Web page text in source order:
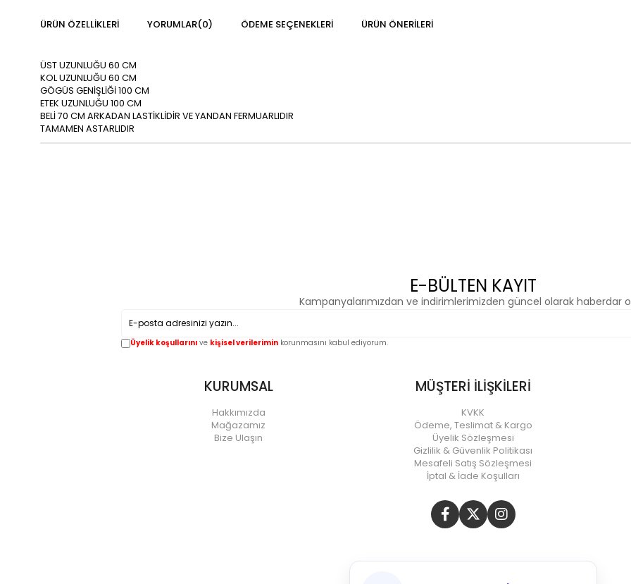
ÜRÜN ÖZELLIKLERI YORUMLAR(0) ÖDEME SEÇENEKLERI ÜRÜN ÖNERILERI
ÜST UZUNLUĞU 60 CM
KOL UZUNLUĞU 60 CM
GÖGÜS GENİŞLİĞİ 100 CM
ETEK UZUNLUĞU 100 CM
BELİ 70 CM ARKADAN LASTİKLİDİR VE YANDAN FERMUARLIDIR
TAMAMEN ASTARLIDIR
E-BÜLTEN KAYIT
Kampanyalarımızdan ve indirimlerimizden güncel olarak haberdar
Üyelik koşullarını ve kişisel verilerimin korunmasını kabul ediyorum.
KURUMSAL
Hakkımızda
Mağazamız
Bize Ulaşın
MÜŞTERİ İLİŞKİLERİ
KVKK
Ödeme, Teslimat & Kargo
Üyelik Sözleşmesi
Gizlilik & Güvenlik Politikası
Mesafeli Satış Sözleşmesi
İptal & İade Koşulları